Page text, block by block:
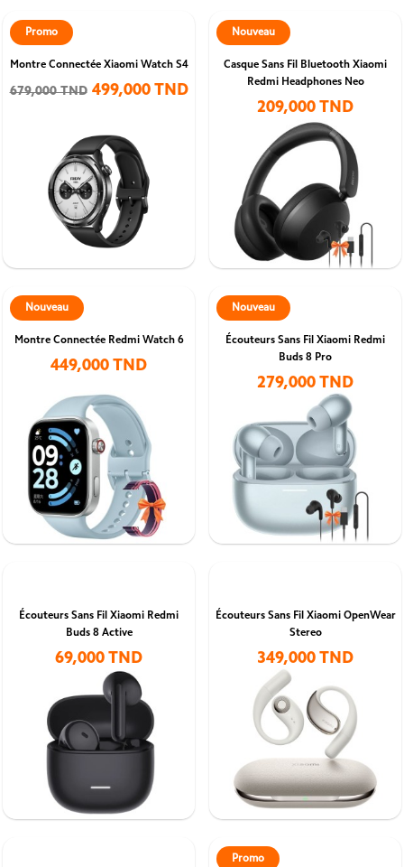
Montre Connectée Xiaomi Watch S4
679,000 TND 499,000 TND
Promo
Casque Sans Fil Bluetooth Xiaomi
Redmi Headphones Neo
209,000 TND
Nouveau
Montre Connectée Redmi Watch 6
449,000 TND
Nouveau
Écouteurs Sans Fil Xiaomi Redmi
Buds 8 Pro
279,000 TND
Nouveau
Écouteurs Sans Fil Xiaomi Redmi
Buds 8 Active
69,000 TND
Écouteurs Sans Fil Xiaomi OpenWear
Stereo
349,000 TND
Promo